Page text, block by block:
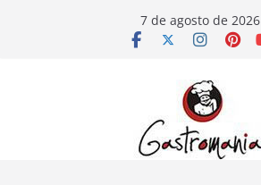
7 de agosto de 2026